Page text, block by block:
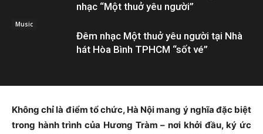
nhạc “Một thuở yêu người”
Music
Đêm nhạc Một thuở yêu người tại Nhà
hát Hòa Bình TPHCM “sốt vé”
Không chỉ là điểm tổ chức, Hà Nội mang ý nghĩa đặc biệt
trong hành trình của Hương Tràm – nơi khởi đầu, ký ức